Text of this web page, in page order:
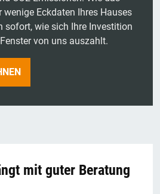
wenige Eckdaten Ihres Hauses
sofort, wie sich Ihre Investition
von uns auszahlt.
mit guter Beratung